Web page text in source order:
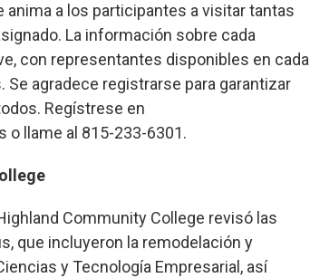
anima a los participantes a visitar tantas
La información sobre cada
con representantes disponibles en cada
agradece registrarse para garantizar
Regístrese en
llame al 815-233-6301.
Community College revisó las
que incluyeron la remodelación y
y Tecnología Empresarial, así